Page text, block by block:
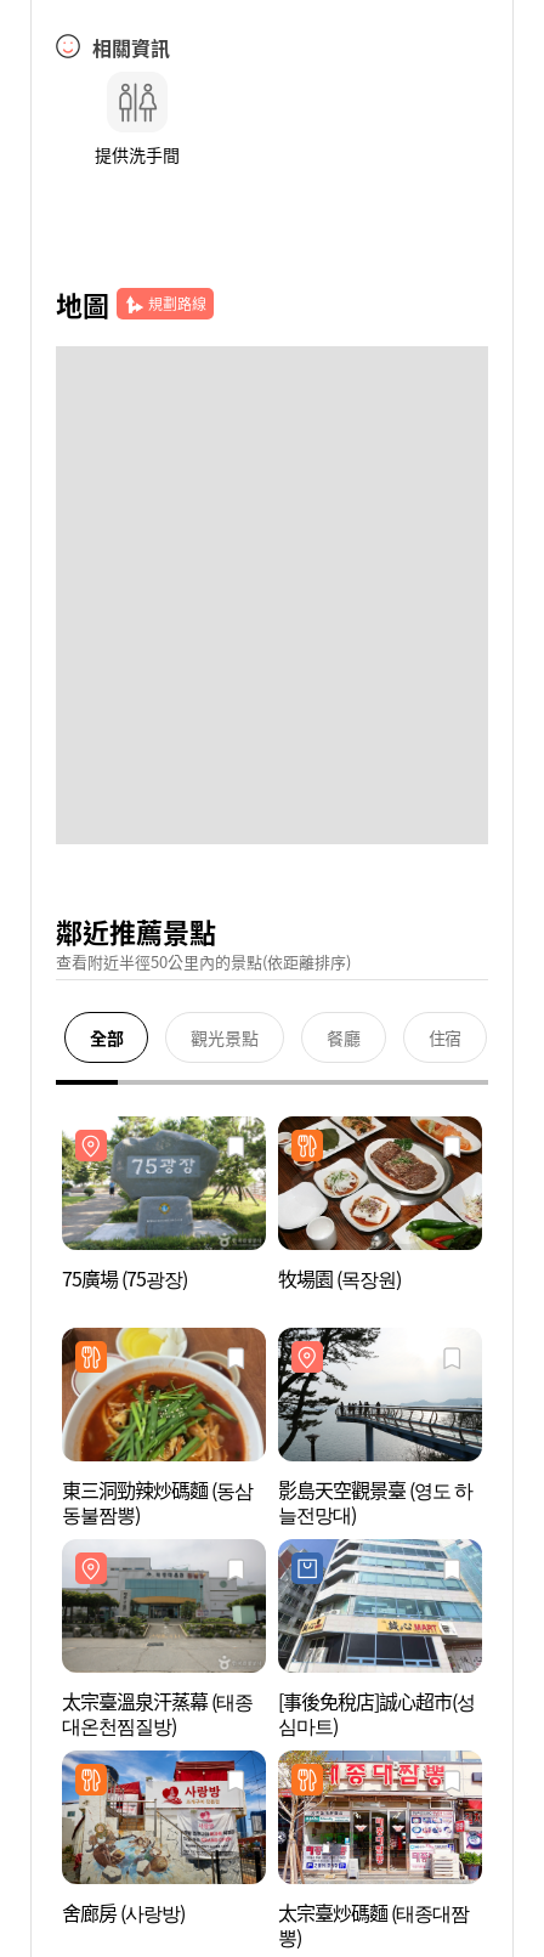
相關資訊
提供洗手間
地圖 規劃路線
鄰近推薦景點
查看附近半徑50公里內的景點(依距離排序)
全部 觀光景點 餐廳 住宿
75廣場 (75광장) 牧場園 (목장원)
東三洞勁辣炒碼麵 (동삼
동불짬뽕)
影島天空觀景臺 (영도 하
늘전망대)
太宗臺溫泉汗蒸幕 (태종
대온천찜질방)
[事後免稅店]誠心超市(성
심마트)
舍廊房 (사랑방)
太宗臺炒碼麵 (태종대짬
뽕)